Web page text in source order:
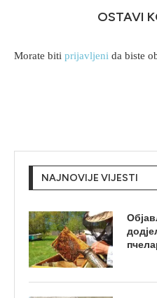
OSTAVI
Morate biti prijavljeni da biste
NAJNOVIJE VIJESTI